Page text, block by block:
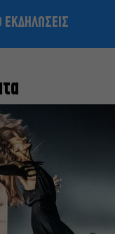
ΕΚΔΗΛΩΣΕΙΣ